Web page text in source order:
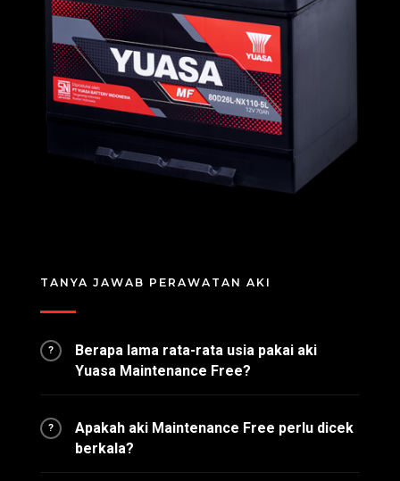
TANYA JAWAB PERAWATAN AKI
?
Berapa lama rata-rata usia pakai aki
Yuasa Maintenance Free?
?
Apakah aki Maintenance Free perlu dicek
berkala?